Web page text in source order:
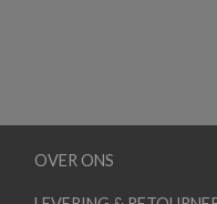
OVER ONS